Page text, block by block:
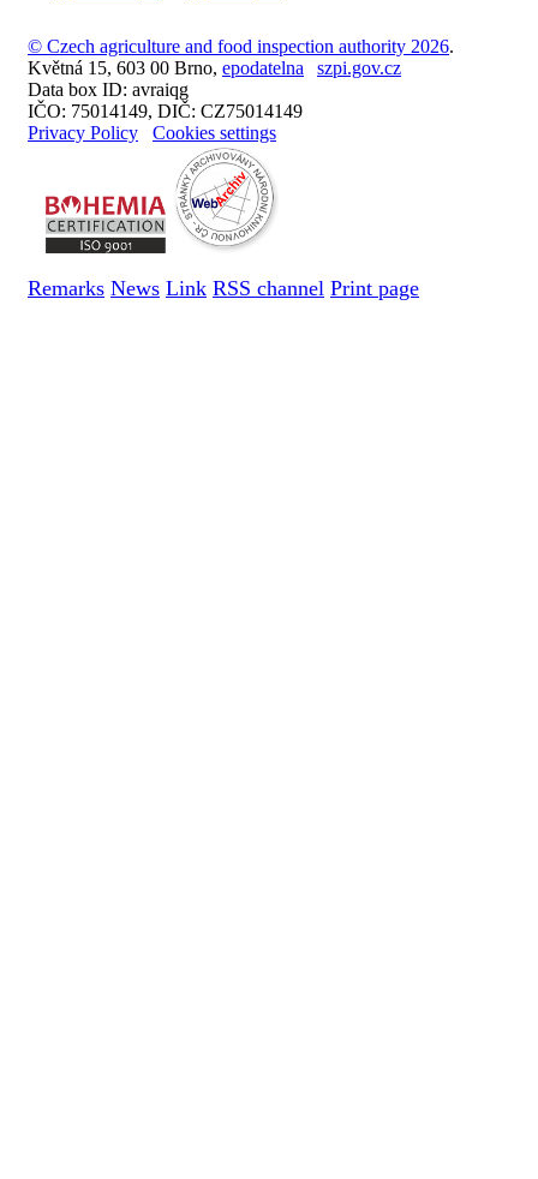
© Czech agriculture and food inspection authority 2026.
Květná 15, 603 00 Brno, epodatelna
szpi.gov.cz
Data box ID: avraiqg
IČO: 75014149, DIČ: CZ75014149
Privacy Policy
Cookies settings
Remarks News Link RSS channel Print page